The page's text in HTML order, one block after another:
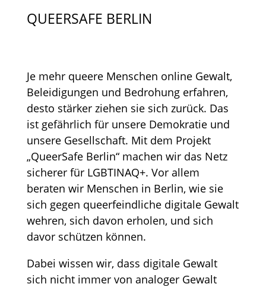
QUEERSAFE BERLIN
Je mehr queere Menschen online Gewalt,
Beleidigungen und Bedrohung erfahren,
desto stärker ziehen sie sich zurück. Das
ist gefährlich für unsere Demokratie und
unsere Gesellschaft. Mit dem Projekt
„QueerSafe Berlin“ machen wir das Netz
sicherer für LGBTINAQ+. Vor allem
beraten wir Menschen in Berlin, wie sie
sich gegen queerfeindliche digitale Gewalt
wehren, sich davon erholen, und sich
davor schützen können.
Dabei wissen wir, dass digitale Gewalt
sich nicht immer von analoger Gewalt